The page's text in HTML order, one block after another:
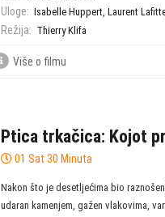
Uloge: Isabelle Huppert, Laurent
Režija: Thierry Klifa
Više o filmu
Ptica trkačica: Kojot
01 Sat 30 Minuta
Nakon što je desetljećima bio
udaran kamenjem, gažen vlakovima,